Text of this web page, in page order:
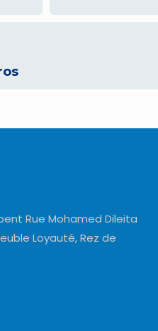
Rue Mohamed Dileita
Loyauté, Rez de